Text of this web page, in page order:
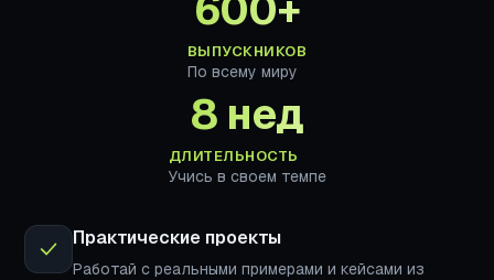
ВЫПУСКНИКОВ
По всему миру
8 нед
ДЛИТЕЛЬНОСТЬ
Учись в своем темпе
Практические проекты
Работай с реальными примерами и кейсами из